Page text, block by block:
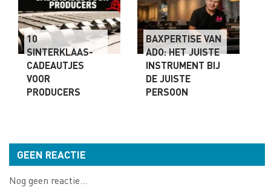
10
SINTERKLAAS-
CADEAUTJES
VOOR
PRODUCERS
BAXPERTISE VAN
ADO: HET JUISTE
INSTRUMENT BIJ
DE JUISTE
PERSOON
GEEN REACTIE
Nog geen reactie...